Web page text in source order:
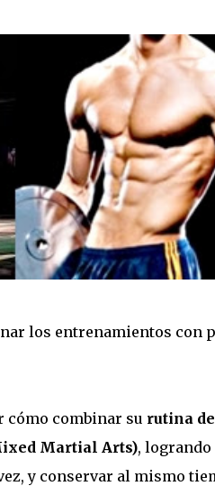
los entrenamientos con
cómo combinar su rutina
Martial Arts), logrando
y conservar al mismo